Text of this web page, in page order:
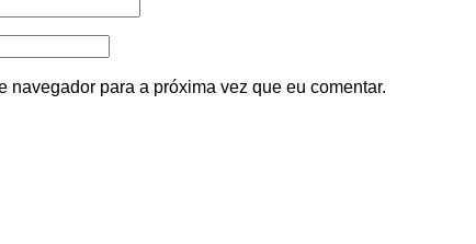
navegador para a próxima vez que eu comentar.